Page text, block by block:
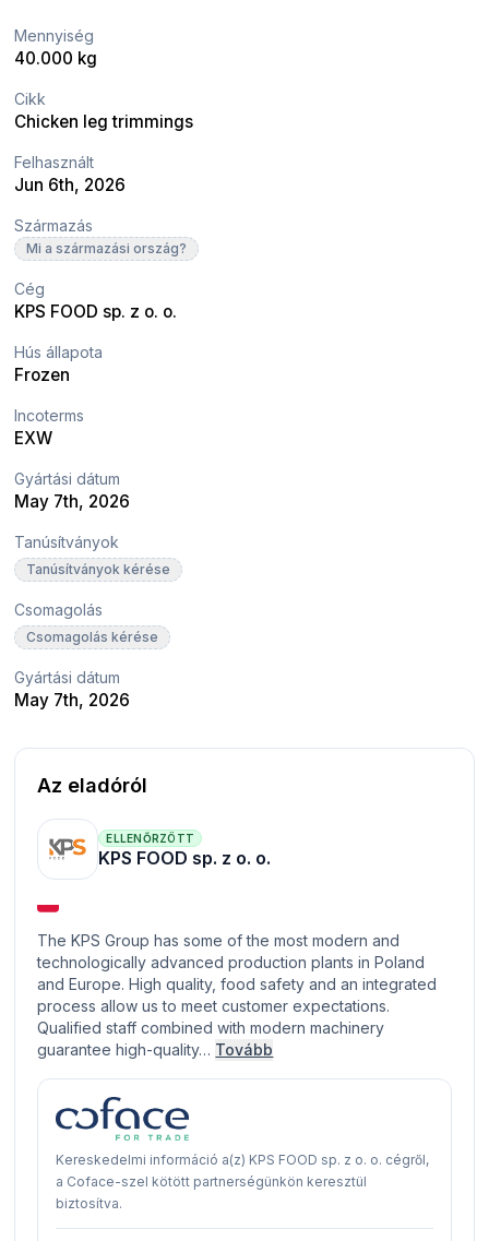
Mennyiség
40.000 kg
Cikk
Chicken leg trimmings
Felhasznált
Jun 6th, 2026
Származás
Mi a származási ország?
Cég
KPS FOOD sp. z o. o.
Hús állapota
Frozen
Incoterms
EXW
Gyártási dátum
May 7th, 2026
Tanúsítványok
Tanúsítványok kérése
Csomagolás
Csomagolás kérése
Gyártási dátum
May 7th, 2026
Az eladóról
ELLENŐRZÖTT
KPS FOOD sp. z o. o.
The KPS Group has some of the most modern and
technologically advanced production plants in Poland
and Europe. High quality, food safety and an integrated
process allow us to meet customer expectations.
Qualified staff combined with modern machinery
guarantee high-quality… Tovább
Kereskedelmi információ a(z) KPS FOOD sp. z o. o. cégről,
a Coface-szel kötött partnerségünkön keresztül
biztosítva.